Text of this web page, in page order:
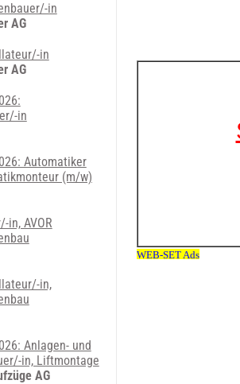
in
AG
in
AG
in
Automatiker
(m/w)
in, AVOR
in,
Anlagen- und
in, Liftmontage
AG